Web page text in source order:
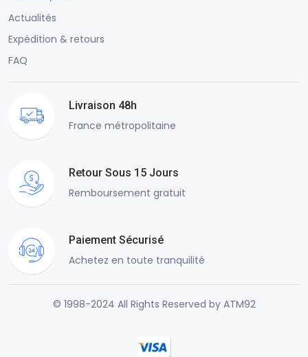
Actualités
Expédition & retours
FAQ
Livraison 48h
France métropolitaine
Retour Sous 15 Jours
Remboursement gratuit
Paiement Sécurisé
Achetez en toute tranquilité
© 1998-2024 All Rights Reserved by ATM92